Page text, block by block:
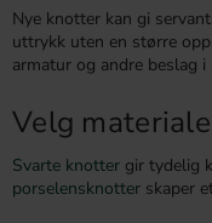
Nye knotter kan gi
uttrykk uten en større
armatur og andre beslag i
Velg
Svarte knotter gir tydelig
porselensknotter skaper